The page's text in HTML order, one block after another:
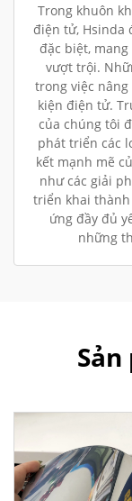
Trong khuôn
điện tử, Hsinda
đặc biệt,
vượt trội.
trong việc
kiện điện tử.
của chúng tôi
phát triển các
kết mạnh mẽ
như các giải
triển khai
ứng đầy đủ
những